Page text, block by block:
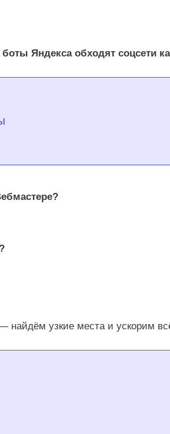
боты Яндекса обходят соцсети
найдём узкие места и ускорим